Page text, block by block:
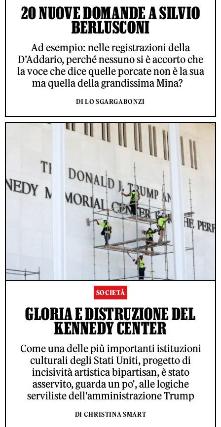
20 NUOVE DOMANDE A SILVIO
BERLUSCONI
Ad esempio: nelle registrazioni della
D’Addario, perché nessuno si è accorto che
la voce che dice quelle porcate non è la sua
ma quella della grandissima Mina?
DI LO SGARGABONZI
SOCIETÀ
GLORIA E DISTRUZIONE DEL
KENNEDY CENTER
Come una delle più importanti istituzioni
culturali degli Stati Uniti, progetto di
incisività artistica bipartisan, è stato
asservito, guarda un po', alle logiche
serviliste dell'amministrazione Trump
DI CHRISTINA SMART